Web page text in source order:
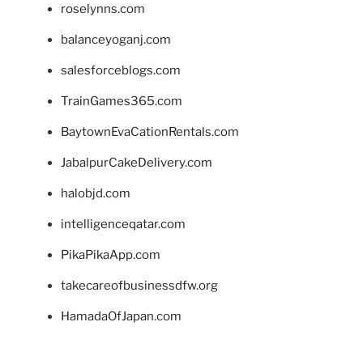
roselynns.com
balanceyoganj.com
salesforceblogs.com
TrainGames365.com
BaytownEvaCationRentals.com
JabalpurCakeDelivery.com
halobjd.com
intelligenceqatar.com
PikaPikaApp.com
takecareofbusinessdfw.org
HamadaOfJapan.com